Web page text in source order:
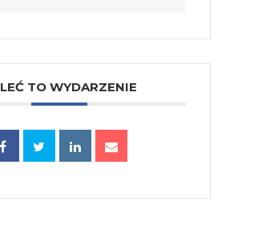
TO WYDARZENIE